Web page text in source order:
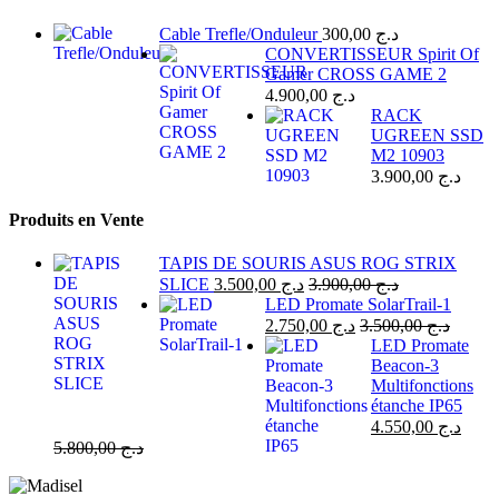
Cable Trefle/Onduleur د.ج
CONVERTISSEUR Spirit Of
Gamer CROSS GAME 2
د.ج
RACK
UGREEN SSD
M2 10903
د.ج
Produits en Vente
TAPIS DE SOURIS ASUS ROG STRIX
SLICE
د.ج د.ج3.900,00
LED Promate SolarTrail-1
د.ج
د.ج3.500,00
LED Promate
Beacon-3
Multifonctions
étanche IP65
د.ج
د.ج5.800,00